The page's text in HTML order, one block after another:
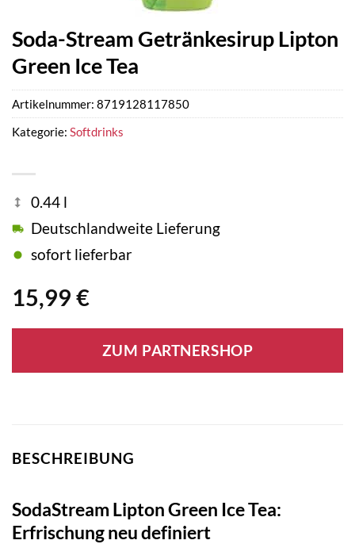
Soda-Stream Getränkesirup Lipton
Green Ice Tea
15,99 €
0.44 l
Deutschlandweite Lieferung
sofort lieferbar
ZUM PARTNERSHOP
Artikelnummer: 8719128117850
Kategorie: Softdrinks
BESCHREIBUNG
SodaStream Lipton Green Ice Tea:
Erfrischung neu definiert